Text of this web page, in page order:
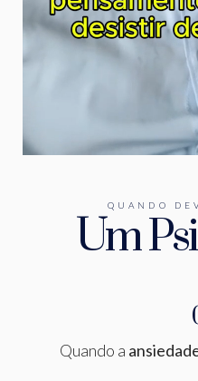
QUANDO
Um
Quando a